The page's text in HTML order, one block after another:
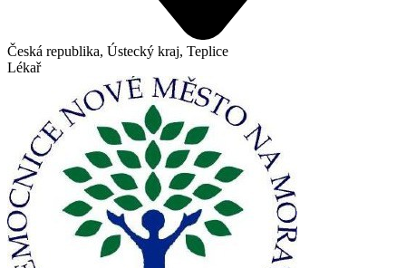
Česká republika, Ústecký kraj, Teplice
Lékař